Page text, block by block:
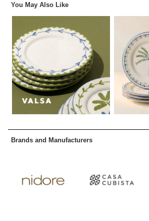
You May Also Like
Brands and Manufacturers